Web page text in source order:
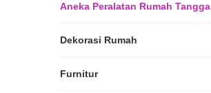
Aneka Peralatan Rumah Tangga
Dekorasi Rumah
Furnitur